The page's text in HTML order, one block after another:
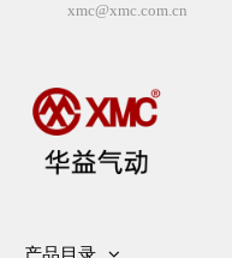
​ xmc@xmc.com.cn